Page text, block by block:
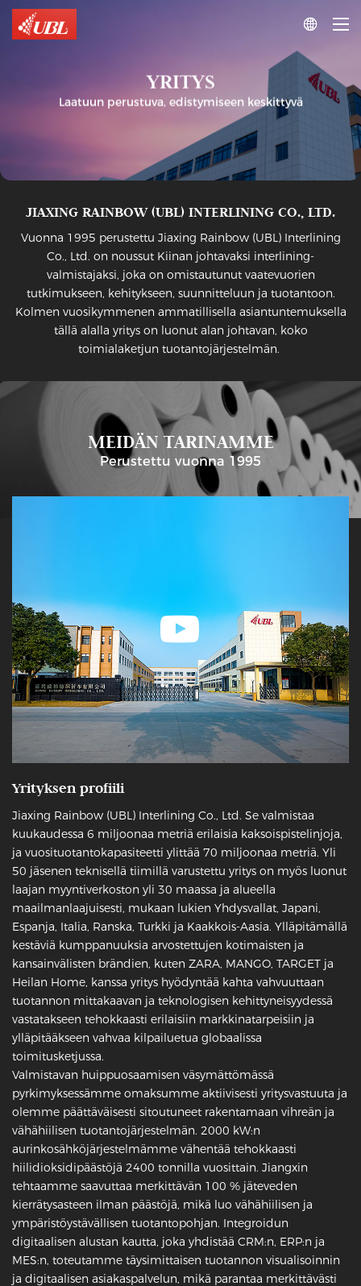

YRITYS
Laatuun perustuva, edistymiseen keskittyvä
JIAXING RAINBOW (UBL) INTERLINING CO., LTD.
Vuonna 1995 perustettu Jiaxing Rainbow (UBL) Interlining
Co., Ltd. on noussut Kiinan johtavaksi interlining-
valmistajaksi, joka on omistautunut vaatevuorien
tutkimukseen, kehitykseen, suunnitteluun ja tuotantoon.
Kolmen vuosikymmenen ammatillisella asiantuntemuksella
tällä alalla yritys on luonut alan johtavan, koko
toimialaketjun tuotantojärjestelmän.
MEIDÄN TARINAMME
Perustettu vuonna 1995
Yrityksen profiili
Jiaxing Rainbow (UBL) Interlining Co., Ltd. Se valmistaa
kuukaudessa 6 miljoonaa metriä erilaisia kaksoispistelinjoja,
ja vuosituotantokapasiteetti ylittää 70 miljoonaa metriä. Yli
50 jäsenen teknisellä tiimillä varustettu yritys on myös luonut
laajan myyntiverkoston yli 30 maassa ja alueella
maailmanlaajuisesti, mukaan lukien Yhdysvallat, Japani,
Espanja, Italia, Ranska, Turkki ja Kaakkois-Aasia. Ylläpitämällä
kestäviä kumppanuuksia arvostettujen kotimaisten ja
kansainvälisten brändien, kuten ZARA, MANGO, TARGET ja
Heilan Home, kanssa yritys hyödyntää kahta vahvuuttaan
tuotannon mittakaavan ja teknologisen kehittyneisyydessä
vastatakseen tehokkaasti erilaisiin markkinatarpeisiin ja
ylläpitääkseen vahvaa kilpailuetua globaalissa
toimitusketjussa.
Valmistavan huippuosaamisen väsymättömässä
pyrkimyksessämme omaksumme aktiivisesti yritysvastuuta ja
olemme päättäväisesti sitoutuneet rakentamaan vihreän ja
vähähiilisen tuotantojärjestelmän. 2000 kW:n
aurinkosähköjärjestelmämme vähentää tehokkaasti
hiilidioksidipäästöjä 2400 tonnilla vuosittain. Jiangxin
tehtaamme saavuttaa merkittävän 100 % jäteveden
kierrätysasteen ilman päästöjä, mikä luo vähähiilisen ja
ympäristöystävällisen tuotantopohjan. Integroidun
digitaalisen alustan kautta, joka yhdistää CRM:n, ERP:n ja
MES:n, toteutamme täysimittaisen tuotannon visualisoinnin
ja digitaalisen asiakaspalvelun, mikä parantaa merkittävästi